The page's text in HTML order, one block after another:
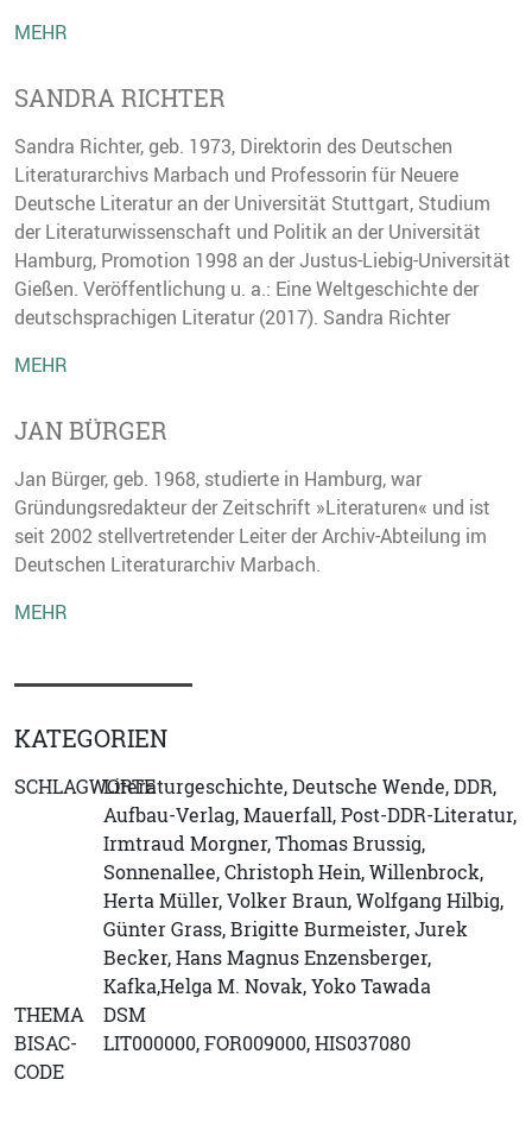
MEHR
SANDRA RICHTER
Sandra Richter, geb. 1973, Direktorin des Deutschen
Literaturarchivs Marbach und Professorin für Neuere
Deutsche Literatur an der Universität Stuttgart, Studium
der Literaturwissenschaft und Politik an der Universität
Hamburg, Promotion 1998 an der Justus-Liebig-Universität
Gießen. Veröffentlichung u. a.: Eine Weltgeschichte der
deutschsprachigen Literatur (2017). Sandra Richter
MEHR
JAN BÜRGER
Jan Bürger, geb. 1968, studierte in Hamburg, war
Gründungsredakteur der Zeitschrift »Literaturen« und ist
seit 2002 stellvertretender Leiter der Archiv-Abteilung im
Deutschen Literaturarchiv Marbach.
MEHR
KATEGORIEN
SCHLAGWORTELiteraturgeschichte, Deutsche Wende, DDR,
Aufbau-Verlag, Mauerfall, Post-DDR-Literatur,
Irmtraud Morgner, Thomas Brussig,
Sonnenallee, Christoph Hein, Willenbrock,
Herta Müller, Volker Braun, Wolfgang Hilbig,
Günter Grass, Brigitte Burmeister, Jurek
Becker, Hans Magnus Enzensberger,
Kafka,Helga M. Novak, Yoko Tawada
THEMA
DSM
BISAC-
CODE
LIT000000, FOR009000, HIS037080